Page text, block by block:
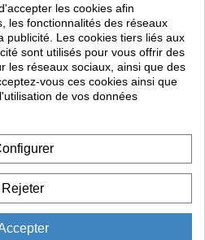
les cookies afin
les fonctionnalités des réseaux
publicité. Les cookies tiers liés aux
sont utilisés pour vous offrir des
les réseaux sociaux, ainsi que des
vous ces cookies ainsi que
de vos données
Rejeter